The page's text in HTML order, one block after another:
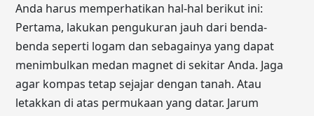
Anda harus memperhatikan hal-hal berikut ini:
Pertama, lakukan pengukuran jauh dari benda-
benda seperti logam dan sebagainya yang dapat
menimbulkan medan magnet di sekitar Anda. Jaga
agar kompas tetap sejajar dengan tanah. Atau
letakkan di atas permukaan yang datar. Jarum